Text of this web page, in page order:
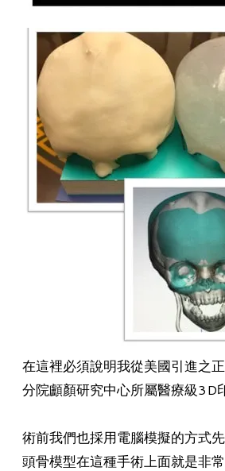
在這裡必須說明我從美國引進之
分院顱顏研究中心所屬醫療級3D
術前我們也採用電腦模擬的方式
頭骨模型在這種手術上面就是非